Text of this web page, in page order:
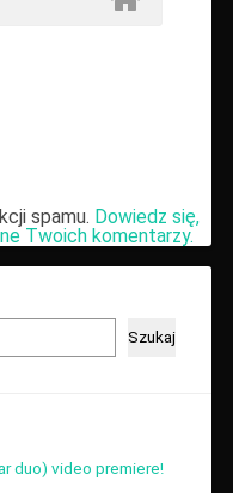
spamu. Dowiedz się,
Twoich komentarzy.
Szukaj
duo) video premiere!